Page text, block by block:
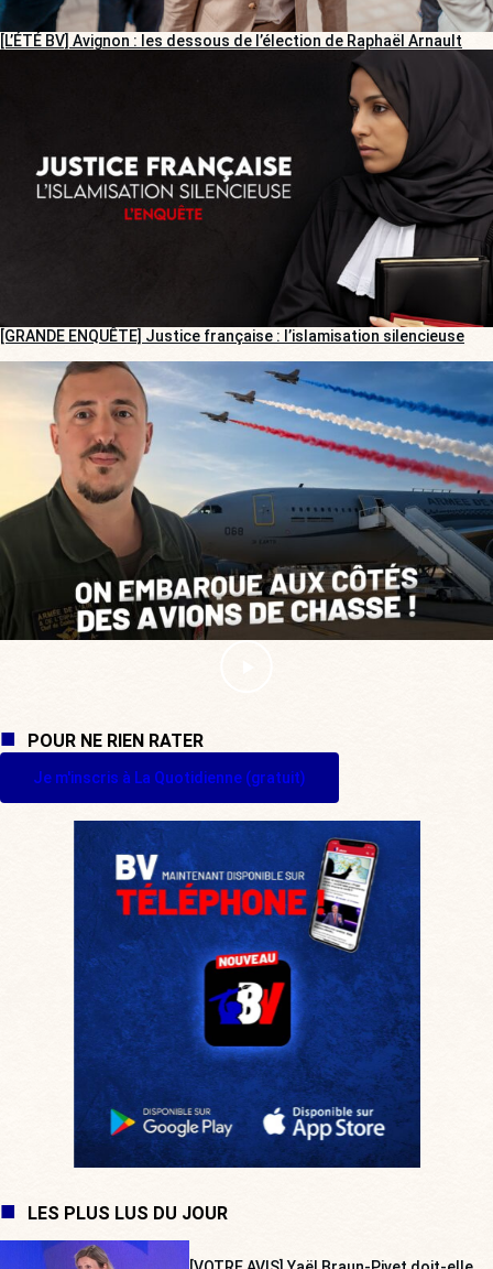
[L’ÉTÉ BV] Avignon : les dessous de l’élection de Raphaël Arnault
[GRANDE ENQUÊTE] Justice française : l’islamisation silencieuse
POUR NE RIEN RATER
Je m'inscris à La Quotidienne (gratuit)
LES PLUS LUS DU JOUR